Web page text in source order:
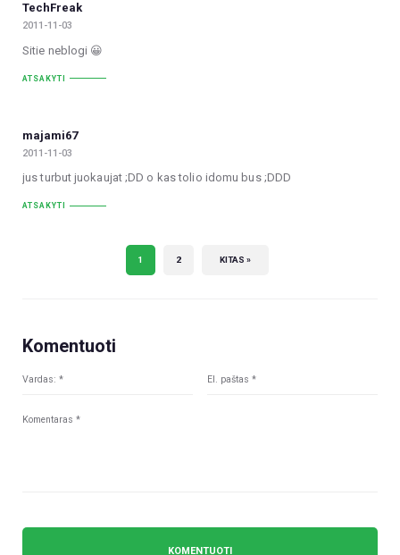
TechFreak
2011-11-03
Sitie neblogi 😀
ATSAKYTI
majami67
2011-11-03
jus turbut juokaujat ;DD o kas tolio idomu bus ;DDD
ATSAKYTI
1 2 KITAS »
Komentuoti